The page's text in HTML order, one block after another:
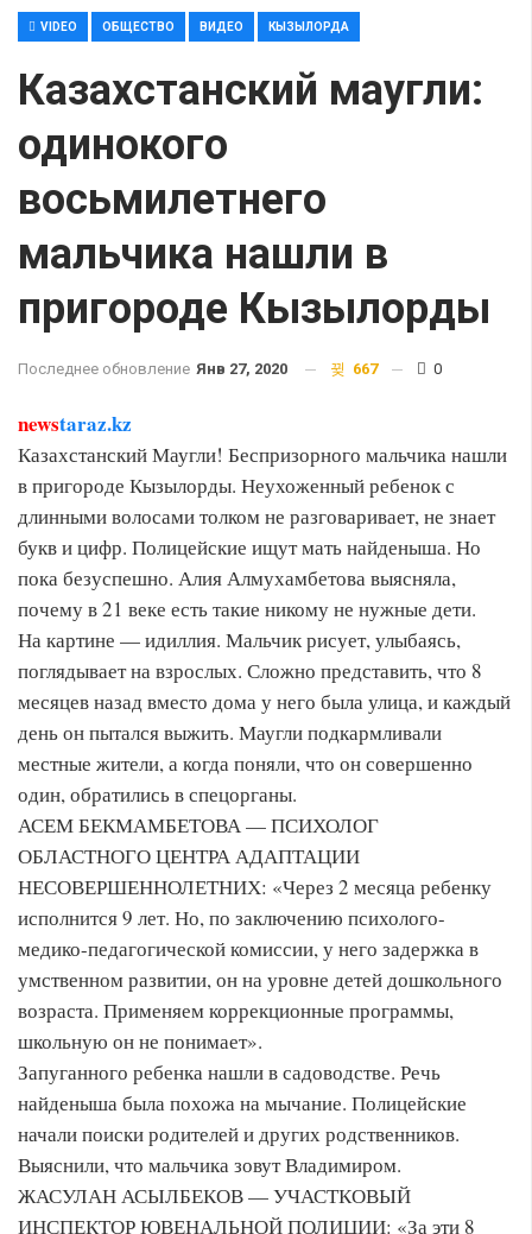
VIDEO ОБЩЕСТВО ВИДЕО КЫЗЫЛОРДА
Казахстанский маугли:
одинокого
восьмилетнего
мальчика нашли в
пригороде Кызылорды
Последнее обновление Янв 27, 2020 667 0
newstaraz.kz
Казахстанский Маугли! Беспризорного мальчика нашли
в пригороде Кызылорды. Неухоженный ребенок с
длинными волосами толком не разговаривает, не знает
букв и цифр. Полицейские ищут мать найденыша. Но
пока безуспешно. Алия Алмухамбетова выясняла,
почему в 21 веке есть такие никому не нужные дети.
На картине — идиллия. Мальчик рисует, улыбаясь,
поглядывает на взрослых. Сложно представить, что 8
месяцев назад вместо дома у него была улица, и каждый
день он пытался выжить. Маугли подкармливали
местные жители, а когда поняли, что он совершенно
один, обратились в спецорганы.
АСЕМ БЕКМАМБЕТОВА — ПСИХОЛОГ
ОБЛАСТНОГО ЦЕНТРА АДАПТАЦИИ
НЕСОВЕРШЕННОЛЕТНИХ: «Через 2 месяца ребенку
исполнится 9 лет. Но, по заключению психолого-
медико-педагогической комиссии, у него задержка в
умственном развитии, он на уровне детей дошкольного
возраста. Применяем коррекционные программы,
школьную он не понимает».
Запуганного ребенка нашли в садоводстве. Речь
найденыша была похожа на мычание. Полицейские
начали поиски родителей и других родственников.
Выяснили, что мальчика зовут Владимиром.
ЖАСУЛАН АСЫЛБЕКОВ — УЧАСТКОВЫЙ
ИНСПЕКТОР ЮВЕНАЛЬНОЙ ПОЛИЦИИ: «За эти 8